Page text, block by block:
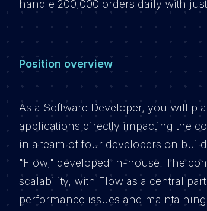
handle 200,000 orders daily with
Position overview
As a Software Developer, you will
applications directly impacting the
in a team of four developers on
"Flow," developed in-house. The
scalability, with Flow as a central
performance issues and